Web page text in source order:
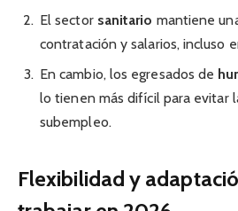
El sector sanitario mantiene
contratación y salarios, incluso
En cambio, los egresados de
lo tienen más difícil para evitar
subempleo.
Flexibilidad y